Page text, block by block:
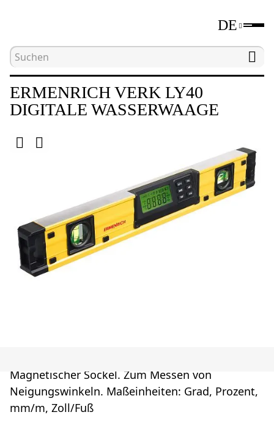
DE
Hauptseite Digitale Wasserwaagen
ERMENRICH VERK LY40
DIGITALE WASSERWAAGE
Magnetischer Sockel. Zum Messen von
Neigungswinkeln. Maßeinheiten: Grad, Prozent,
mm/m, Zoll/Fuß